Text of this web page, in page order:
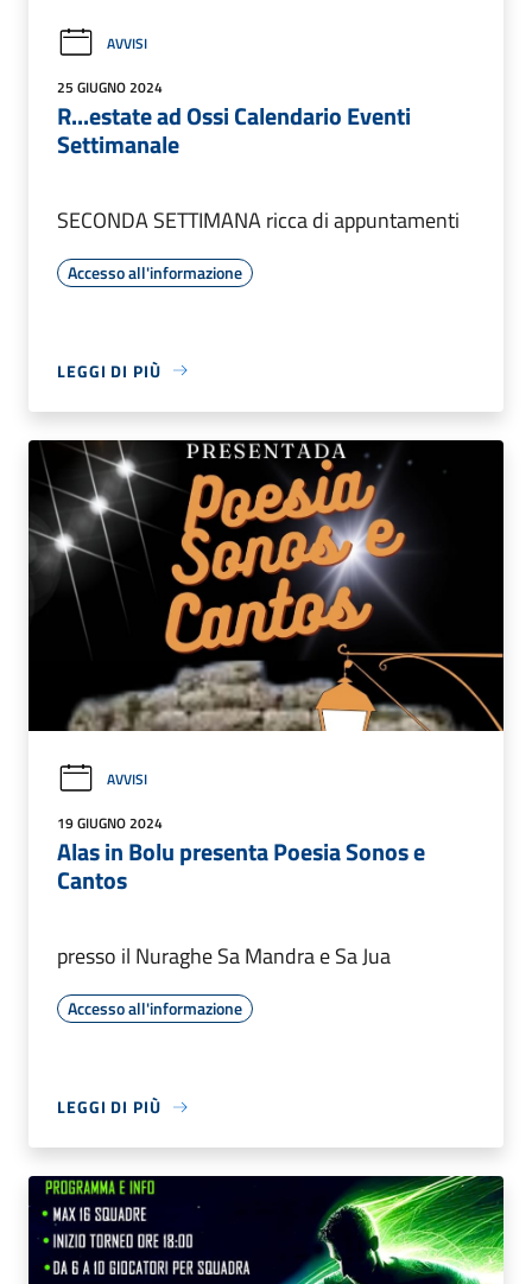
AVVISI
25 GIUGNO 2024
R...estate ad Ossi Calendario Eventi
Settimanale
SECONDA SETTIMANA ricca di appuntamenti
Accesso all'informazione
LEGGI DI PIÙ
AVVISI
19 GIUGNO 2024
Alas in Bolu presenta Poesia Sonos e
Cantos
presso il Nuraghe Sa Mandra e Sa Jua
Accesso all'informazione
LEGGI DI PIÙ